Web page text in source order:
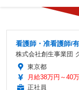
看護師・准看護師/
株式会社創生事業団
東京都
月給38万円～40
正社員